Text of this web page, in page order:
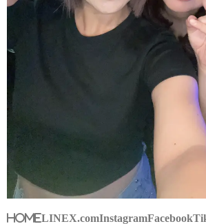
HOMELINEX.comInstagramFacebook